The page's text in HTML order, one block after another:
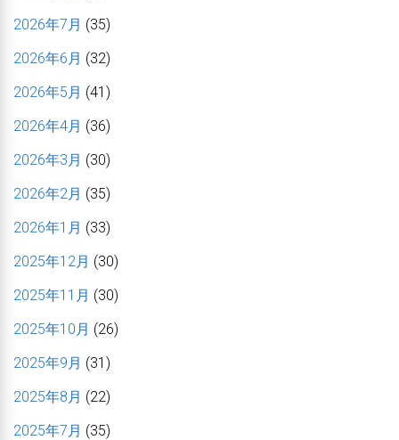
2026年7月 (35)
2026年6月 (32)
2026年5月 (41)
2026年4月 (36)
2026年3月 (30)
2026年2月 (35)
2026年1月 (33)
2025年12月 (30)
2025年11月 (30)
2025年10月 (26)
2025年9月 (31)
2025年8月 (22)
2025年7月 (35)